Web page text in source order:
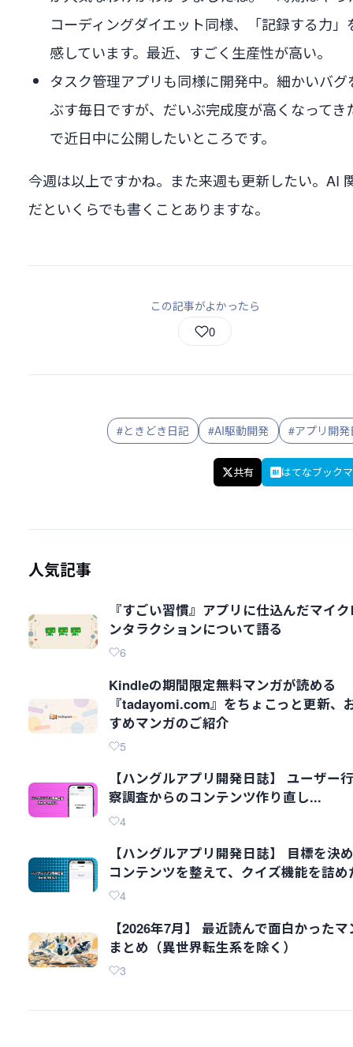
コーディングダイエット同様、「記録する力」
感しています。最近、すごく生産性が高い。
タスク管理アプリも同様に開発中。細かいバグ
ぶす毎日ですが、だいぶ完成度が高くなってき
で近日中に公開したいところです。
今週は以上ですかね。また来週も更新したい。AI
だといくらでも書くことありますな。
この記事がよかったら
0
#ときどき日記 #AI駆動開発 #アプリ開発
共有 はてなブック
人気記事
『すごい習慣』アプリに仕込んだマイ
ンタラクションについて語る
6
Kindleの期間限定無料マンガが読める
『tadayomi.com』をちょこっと更新、
すめマンガのご紹介
5
【ハングルアプリ開発日誌】 ユーザー
察調査からのコンテンツ作り直し...
4
【ハングルアプリ開発日誌】 目標を決
コンテンツを整えて、クイズ機能を詰め
4
【2026年7月】 最近読んで面白かった
まとめ（異世界転生系を除く）
3